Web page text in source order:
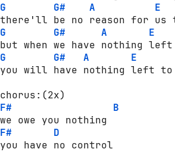
G
G# A E
G
G# A E
G
G# A E
you will have nothing left to
F#
B
F#
D
you have no control